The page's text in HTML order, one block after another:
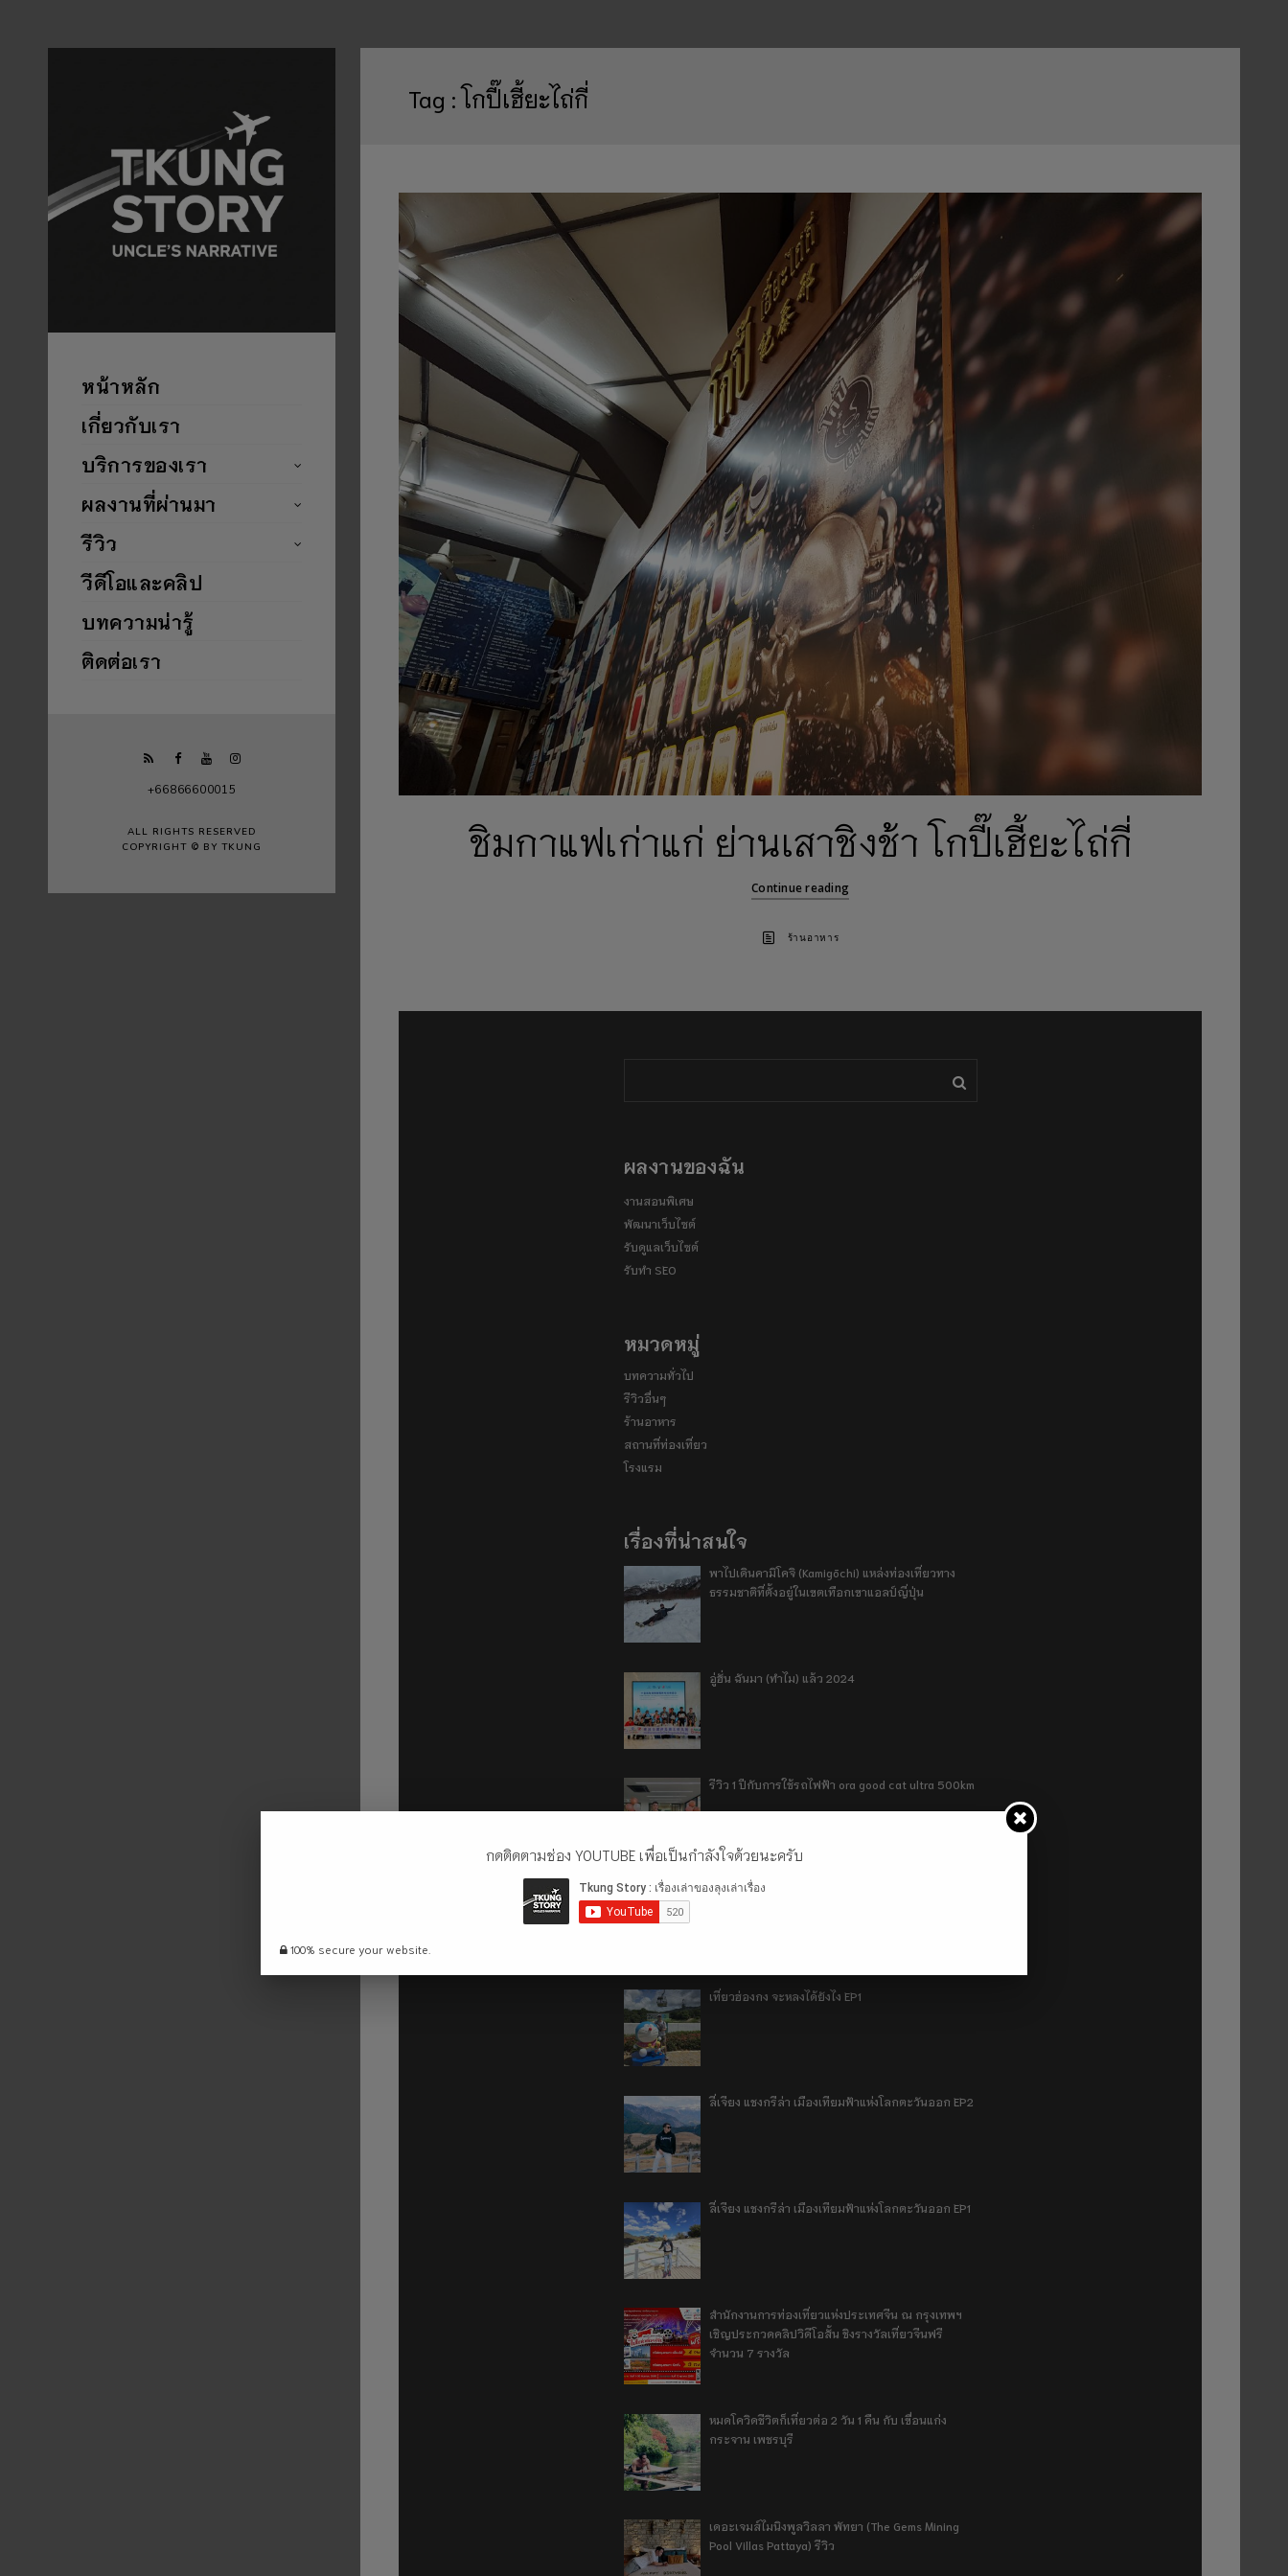
หน้าหลัก
เกี่ยวกับเรา
บริการของเรา
ผลงานที่ผ่านมา
รีวิว
วีดีโอและคลิป
บทความน่ารู้
ติดต่อเรา
+66866600015
ALL RIGHTS RESERVED
COPYRIGHT © BY TKUNG
Tag :โกปี๊เฮี้ยะไถ่กี่
ชิมกาแฟเก่าแก่ ย่านเสาชิงช้า โกปี๊เฮี้ยะไถ่กี่
Continue reading
ร้านอาหาร
ผลงานของฉัน
งานสอนพิเศษ
พัฒนาเว็บไซต์
รับดูแลเว็บไซต์
รับทำ SEO
หมวดหมู่
บทความทั่วไป
รีวิวอื่นๆ
ร้านอาหาร
สถานที่ท่องเที่ยว
โรงแรม
เรื่องที่น่าสนใจ
พาไปเดินคามิโคจิ (Kamigōchi) แหล่งท่องเที่ยวทาง
ธรรมชาติที่ตั้งอยู่ในเขตเทือกเขาแอลป์ญี่ปุ่น
อู่ฮั่น ฉันมา (ทำไม) แล้ว 2024
รีวิว 1 ปีกับการใช้รถไฟฟ้า ora good cat ultra 500km
เที่ยวฮ่องกง จะหลงได้ยังไง EP2
เที่ยวฮ่องกง จะหลงได้ยังไง EP1
ลี่เจียง แชงกรีล่า เมืองเทียมฟ้าแห่งโลกตะวันออก EP2
ลี่เจียง แชงกรีล่า เมืองเทียมฟ้าแห่งโลกตะวันออก EP1
สำนักงานการท่องเที่ยวแห่งประเทศจีน ณ กรุงเทพฯ
เชิญประกวดคลิปวิดีโอสั้น ชิงรางวัลเที่ยวจีนฟรี
จำนวน 7 รางวัล
หมดโควิดชีวิตก็เที่ยวต่อ 2 วัน 1 คืน กับ เขื่อนแก่ง
กระจาน เพชรบุรี
เดอะเจมส์ไมนิงพูลวิลลา พัทยา (The Gems Mining
Pool Villas Pattaya) รีวิว
กดติดตามช่อง YOUTUBE เพื่อเป็นกำลังใจด้วยนะครับ
100% secure your website.